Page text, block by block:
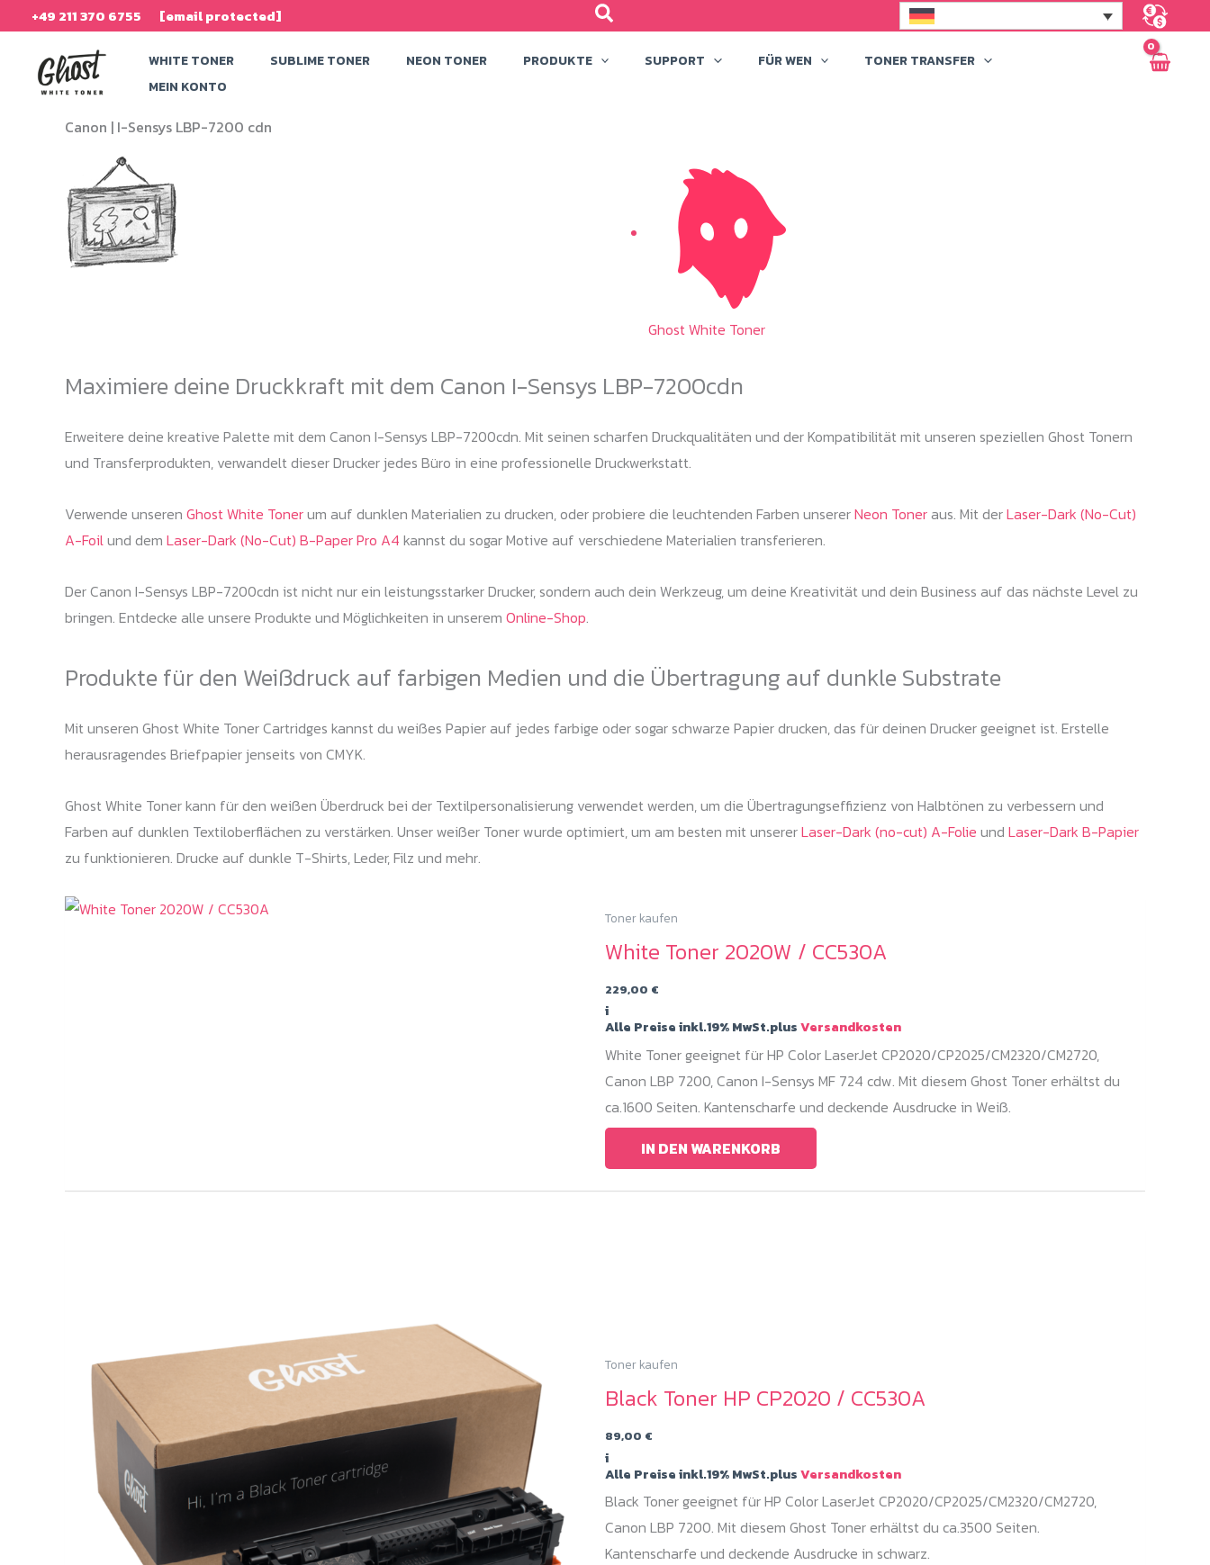
Inhalt
springen
+49 211 370 6755 [email protected]
WHITE TONER SUBLIME TONER NEON TONER PRODUKTE SUPPORT FÜR WEN
TONER TRANSFER
MEIN KONTO
Canon | I-Sensys LBP-7200 cdn
Ghost White Toner
Maximiere deine Druckkraft mit dem Canon I-Sensys LBP-7200cdn
Erweitere deine kreative Palette mit dem Canon I-Sensys LBP-7200cdn. Mit seinen scharfen Druckqualitäten und der Kompatibilität mit unseren speziellen Ghost Tonern
und Transferprodukten, verwandelt dieser Drucker jedes Büro in eine professionelle Druckwerkstatt.
Verwende unseren Ghost White Tonerum auf dunklen Materialien zu drucken, oder probiere die leuchtenden Farben unsererNeon Toneraus. Mit derLaser-Dark (No-Cut)
A-Foilund dem Laser-Dark (No-Cut) B-Paper Pro A4 kannst du sogar Motive auf verschiedene Materialien transferieren.
Der Canon I-Sensys LBP-7200cdn ist nicht nur ein leistungsstarker Drucker, sondern auch dein Werkzeug, um deine Kreativität und dein Business auf das nächste Level zu
bringen. Entdecke alle unsere Produkte und Möglichkeiten in unserem Online-Shop.
Produkte für den Weißdruck auf farbigen Medien und die Übertragung auf dunkle Substrate
Mit unseren Ghost White Toner Cartridges kannst du weißes Papier auf jedes farbige oder sogar schwarze Papier drucken, das für deinen Drucker geeignet ist. Erstelle
herausragendes Briefpapier jenseits von CMYK.
Ghost White Toner kann für den weißen Überdruck bei der Textilpersonalisierung verwendet werden, um die Übertragungseffizienz von Halbtönen zu verbessern und
Farben auf dunklen Textiloberflächen zu verstärken. Unser weißer Toner wurde optimiert, um am besten mit unsererLaser-Dark (no-cut) A-Folie und Laser-Dark B-Papier
zu funktionieren. Drucke auf dunkle T-Shirts, Leder, Filz und mehr.
Toner kaufen
White Toner 2020W / CC530A
229,00 €
i
Alle Preise inkl.19% MwSt.plusVersandkosten
White Toner geeignet für HP Color LaserJet CP2020/CP2025/CM2320/CM2720,
Canon LBP 7200, Canon I-Sensys MF 724 cdw. Mit diesem Ghost Toner erhältst du
ca.1600 Seiten. Kantenscharfe und deckende Ausdrucke in Weiß.
IN DEN WARENKORB
Toner kaufen
Black Toner HP CP2020 / CC530A
89,00 €
i
Alle Preise inkl.19% MwSt.plusVersandkosten
Black Toner geeignet für HP Color LaserJet CP2020/CP2025/CM2320/CM2720,
Canon LBP 7200. Mit diesem Ghost Toner erhältst du ca.3500 Seiten.
Kantenscharfe und deckende Ausdrucke in schwarz.